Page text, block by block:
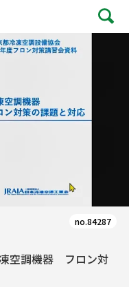
no.84287
空調機器 フロン対